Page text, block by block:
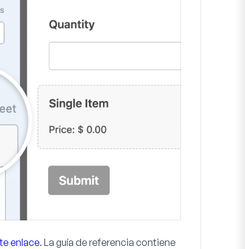
enlace. La guía de referencia contiene